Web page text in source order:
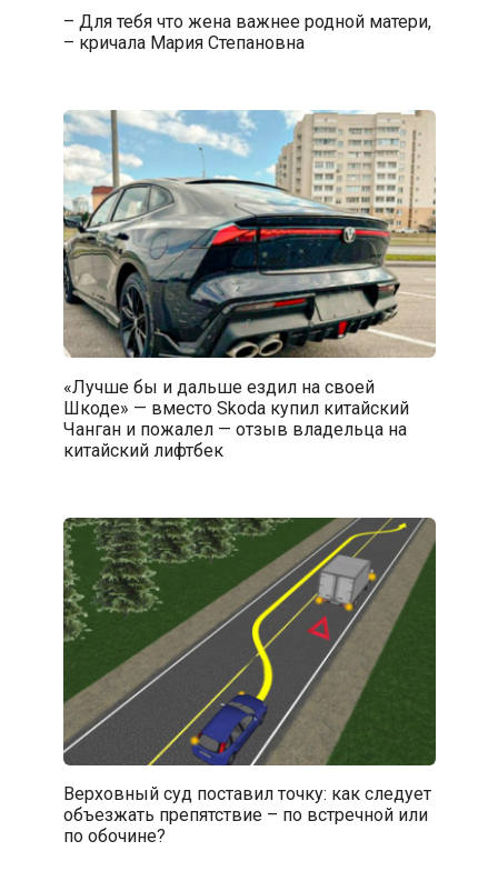
– Для тебя что жена важнее родной матери,
– кричала Мария Степановна
«Лучше бы и дальше ездил на своей
Шкоде» — вместо Skoda купил китайский
Чанган и пожалел — отзыв владельца на
китайский лифтбек
Верховный суд поставил точку: как следует
объезжать препятствие – по встречной или
по обочине?